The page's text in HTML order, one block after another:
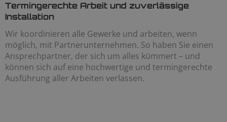
Termingerechte Arbeit und zuverlässige
Installation
Wir koordinieren alle Gewerke und arbeiten, wenn
möglich, mit Partnerunternehmen. So haben Sie einen
Ansprechpartner, der sich um alles kümmert – und
können sich auf eine hochwertige und termingerechte
Ausführung aller Arbeiten verlassen.